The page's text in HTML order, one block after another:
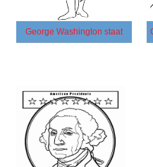
George Washington staat